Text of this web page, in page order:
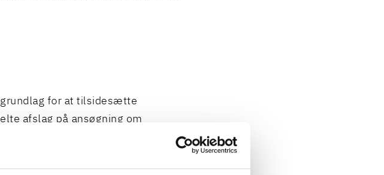
for at tilsidesætte
afslag på ansøgning om